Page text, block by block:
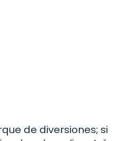
de diversiones; si